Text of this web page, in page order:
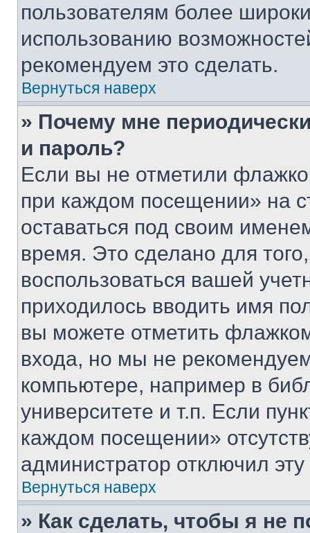
пользователям более
использованию
рекомендуем это сделать.
Вернуться наверх
» Почему мне
и пароль?
Если вы не отметили
при каждом посещении» на
оставаться под своим
время. Это сделано для
воспользоваться вашей
приходилось вводить имя
вы можете отметить
входа, но мы не
компьютере, например в
университете и т.п. Если
каждом посещении»
администратор отключил
Вернуться наверх
» Как сделать, чтобы я не